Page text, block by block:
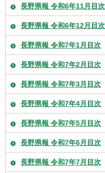
長野県報 令和6年11月目次
長野県報 令和6年12月目次
長野県報 令和7年1月目次
長野県報 令和7年2月目次
長野県報 令和7年3月目次
長野県報 令和7年4月目次
長野県報 令和7年5月目次
長野県報 令和7年6月目次
長野県報 令和7年7月目次